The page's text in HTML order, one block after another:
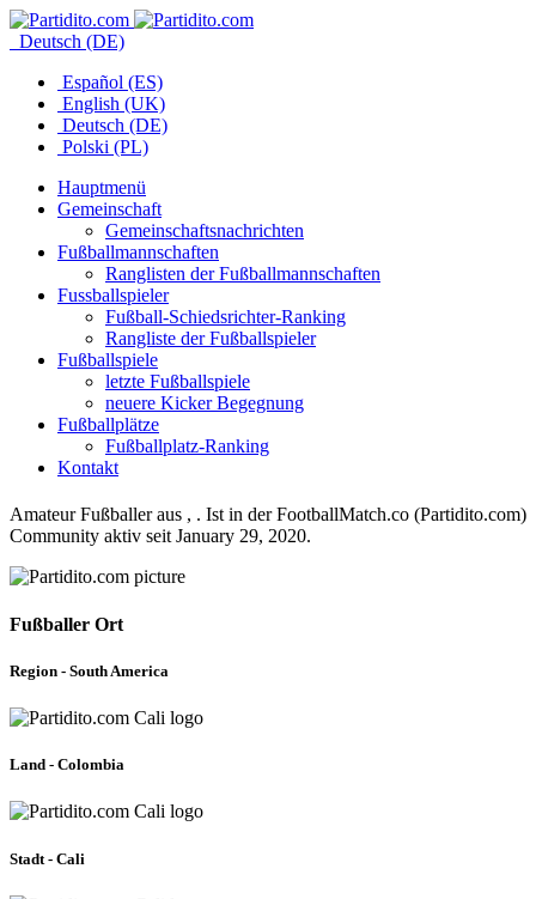
Deutsch (DE)
Español (ES)
English (UK)
Deutsch (DE)
Polski (PL)
Hauptmenü
Gemeinschaft
Gemeinschaftsnachrichten
Fußballmannschaften
Ranglisten der Fußballmannschaften
Fussballspieler
Fußball-Schiedsrichter-Ranking
Rangliste der Fußballspieler
Fußballspiele
letzte Fußballspiele
neuere Kicker Begegnung
Fußballplätze
Fußballplatz-Ranking
Kontakt
Amateur Fußballer aus , . Ist in der FootballMatch.co (Partidito.com)
Community aktiv seit January 29, 2020.
Fußballer Ort
Region - South America
Land - Colombia
Stadt - Cali